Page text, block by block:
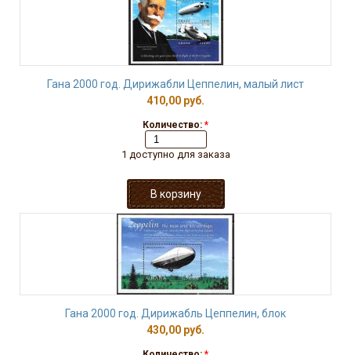
Гана 2000 год. Дирижабли Цеппелин, малый лист
410,00 руб.
Количество: *
1 доступно для заказа
Гана 2000 год. Дирижабль Цеппелин, блок
430,00 руб.